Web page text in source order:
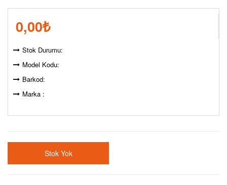
0,00₺
Stok Durumu:
Model Kodu:
Barkod:
Marka :
Stok Yok